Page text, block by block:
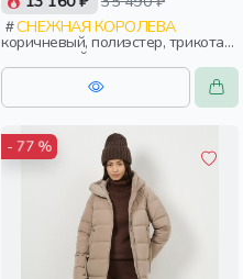
СНЕЖНАЯ КОРОЛЕВА
коричневый, полиэстер, трикотаж,
эластан, нейлон, зима, осень,
россия, капюшон, застежка,
утепленные, кнопки, прорези,
карман, воротник, объемные,
взрослые
- 77 %